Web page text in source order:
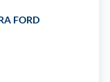
FORD